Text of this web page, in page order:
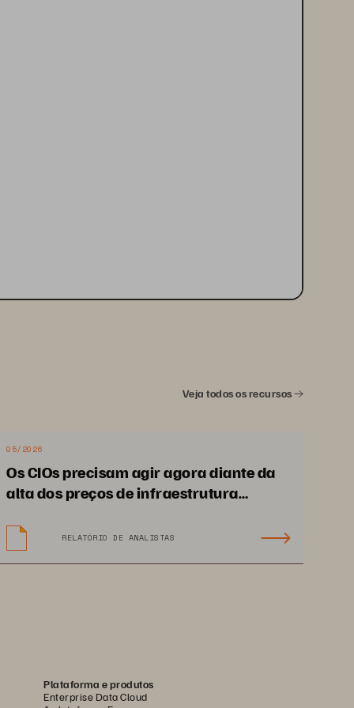
Veja todos os recursos
05/2026
Os CIOs precisam agir agora diante da
alta dos preços de infraestrutura
RELATÓRIO DE ANALISTAS
Plataforma e produtos
Enterprise Data Cloud